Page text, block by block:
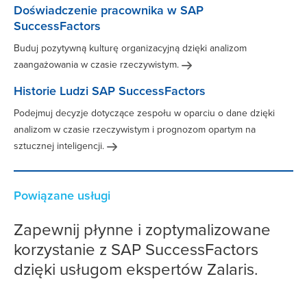
Doświadczenie pracownika w SAP
SuccessFactors
Buduj pozytywną kulturę organizacyjną dzięki analizom
zaangażowania w czasie rzeczywistym.
Historie Ludzi SAP SuccessFactors
Podejmuj decyzje dotyczące zespołu w oparciu o dane dzięki
analizom w czasie rzeczywistym i prognozom opartym na
sztucznej inteligencji.
Powiązane usługi
Zapewnij płynne i zoptymalizowane
korzystanie z SAP SuccessFactors
dzięki usługom ekspertów Zalaris.